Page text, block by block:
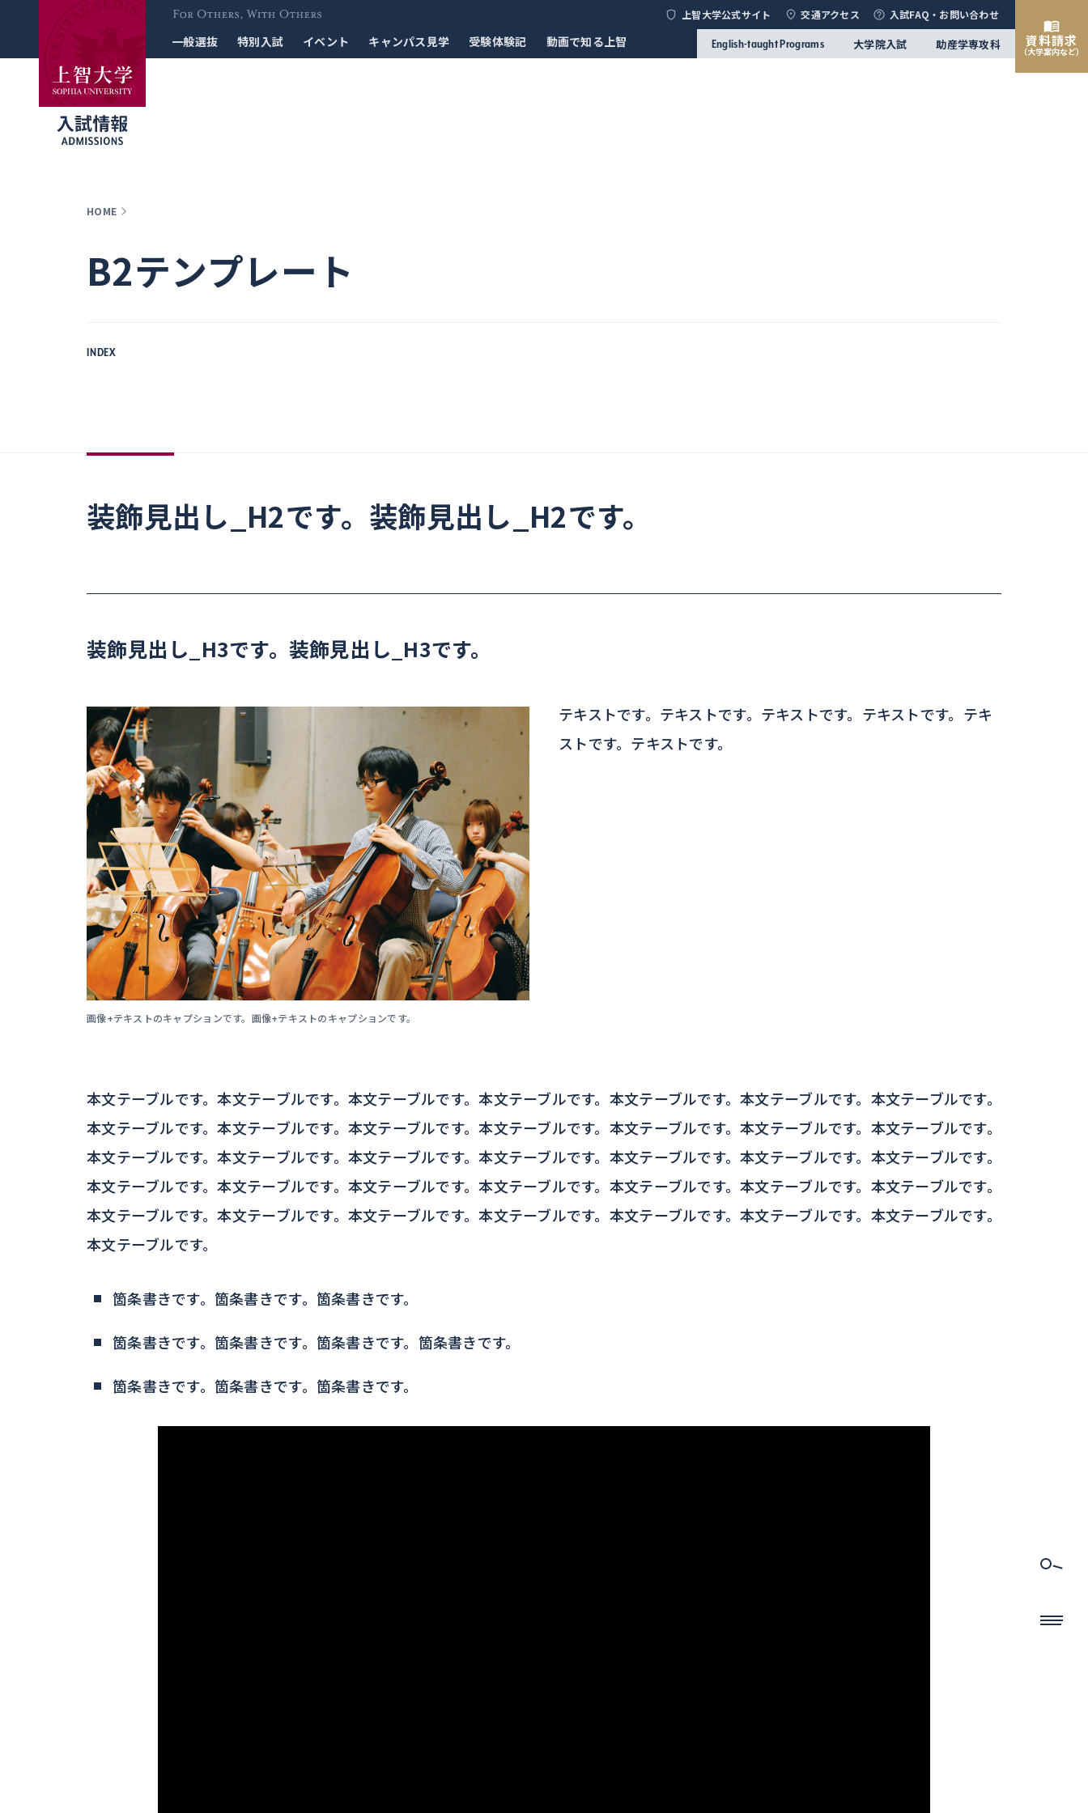
For Others, With
Others
上智大学公式サイト 交通アクセス 入試FAQ・お問い合わせ
一般選抜 特別入試 イベント キャンパス見学 受験体験記 動画で知る上智 English-taught Programs 大学院入試 助産学専攻科 資料請求
（大学案内など）
HOME
B2テンプレート
INDEX
装飾見出し_H2です。装飾見出し_H2です。
装飾見出し_H3です。装飾見出し_H3です。
画像+テキストのキャプションです。画像+テキストのキャプションです。
テキストです。テキストです。テキストです。テキストです。テキ
ストです。テキストです。
本文テーブルです。本文テーブルです。本文テーブルです。本文テーブルです。本文テーブルです。本文テーブルです。本文テーブルです。
本文テーブルです。本文テーブルです。本文テーブルです。本文テーブルです。本文テーブルです。本文テーブルです。本文テーブルです。
本文テーブルです。本文テーブルです。本文テーブルです。本文テーブルです。本文テーブルです。本文テーブルです。本文テーブルです。
本文テーブルです。本文テーブルです。本文テーブルです。本文テーブルです。本文テーブルです。本文テーブルです。本文テーブルです。
本文テーブルです。本文テーブルです。本文テーブルです。本文テーブルです。本文テーブルです。本文テーブルです。本文テーブルです。
本文テーブルです。
箇条書きです。箇条書きです。箇条書きです。
箇条書きです。箇条書きです。箇条書きです。箇条書きです。
箇条書きです。箇条書きです。箇条書きです。